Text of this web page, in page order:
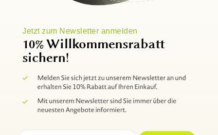
Jetzt zum Newsletter anmelden
10% Willkommensrabatt
sichern!